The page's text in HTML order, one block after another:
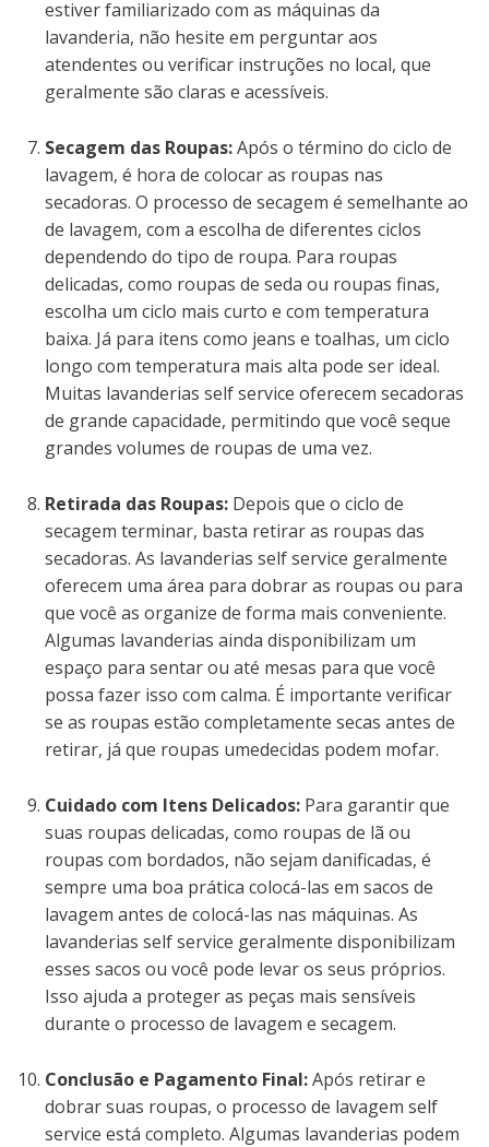
estiver familiarizado com as máquinas da
lavanderia, não hesite em perguntar aos
atendentes ou verificar instruções no local, que
geralmente são claras e acessíveis.
Secagem das Roupas:Após o término do ciclo de
lavagem, é hora de colocar as roupas nas
secadoras. O processo de secagem é semelhante ao
de lavagem, com a escolha de diferentes ciclos
dependendo do tipo de roupa. Para roupas
delicadas, como roupas de seda ou roupas finas,
escolha um ciclo mais curto e com temperatura
baixa. Já para itens como jeans e toalhas, um ciclo
longo com temperatura mais alta pode ser ideal.
Muitas lavanderias self service oferecem secadoras
de grande capacidade, permitindo que você seque
grandes volumes de roupas de uma vez.
Retirada das Roupas: Depois que o ciclo de
secagem terminar, basta retirar as roupas das
secadoras. As lavanderias self service geralmente
oferecem uma área para dobrar as roupas ou para
que você as organize de forma mais conveniente.
Algumas lavanderias ainda disponibilizam um
espaço para sentar ou até mesas para que você
possa fazer isso com calma. É importante verificar
se as roupas estão completamente secas antes de
retirar, já que roupas umedecidas podem mofar.
Cuidado com Itens Delicados: Para garantir que
suas roupas delicadas, como roupas de lã ou
roupas com bordados, não sejam danificadas, é
sempre uma boa prática colocá-las em sacos de
lavagem antes de colocá-las nas máquinas. As
lavanderias self service geralmente disponibilizam
esses sacos ou você pode levar os seus próprios.
Isso ajuda a proteger as peças mais sensíveis
durante o processo de lavagem e secagem.
Conclusão e Pagamento Final:Após retirar e
dobrar suas roupas, o processo de lavagem self
service está completo. Algumas lavanderias podem